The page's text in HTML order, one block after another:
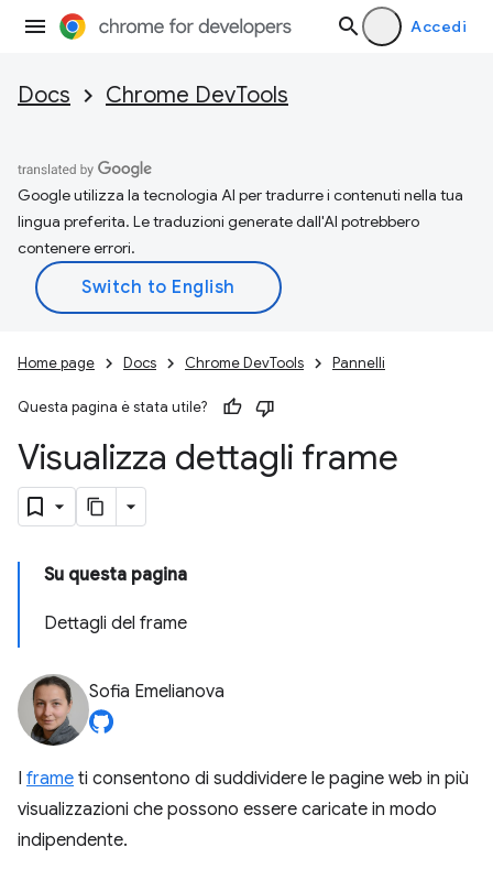
Accedi
Docs Chrome DevTools
Google utilizza la tecnologia AI per tradurre i contenuti nella tua
lingua preferita. Le traduzioni generate dall'AI potrebbero
contenere errori.
Home page Docs Chrome DevTools Pannelli
Questa pagina è stata utile?
Visualizza dettagli frame
Su questa pagina
Dettagli del frame
Sofia Emelianova
I frame ti consentono di suddividere le pagine web in più
visualizzazioni che possono essere caricate in modo
indipendente.